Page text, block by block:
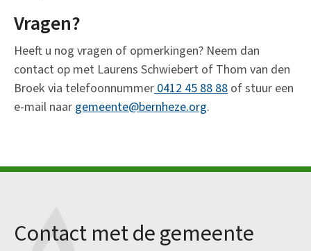
Vragen?
Heeft u nog vragen of opmerkingen? Neem dan
contact op met Laurens Schwiebert of Thom van den
Broek via telefoonnummer 0412 45 88 88 of stuur een
e-mail naar gemeente@bernheze.org.
Contact met de gemeente